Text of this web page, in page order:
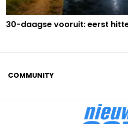
30-daagse vooruit: eerst
COMMUNITY